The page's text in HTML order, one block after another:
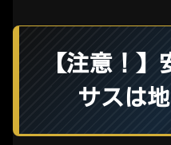
【注意！
サスは